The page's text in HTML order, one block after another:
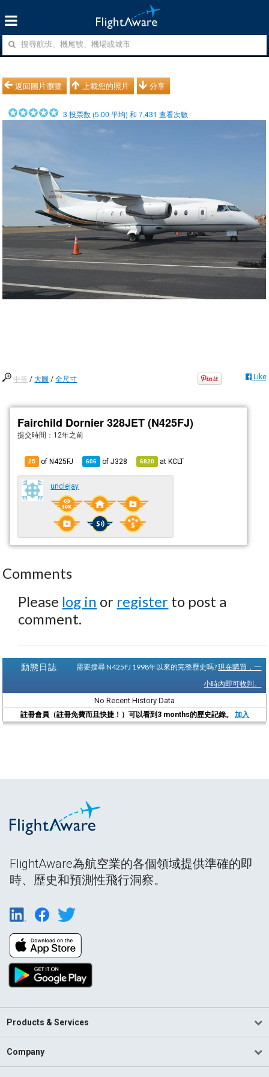
返回圖片瀏覽 上載您的照片 分享
3 投票数 (5.00 平均) 和7,431 查看次數
中等 /大圖 /全尺寸 Like
Fairchild Dornier 328JET (N425FJ)
提交時間： 12年之前
25 of N425FJ 606 ofJ328 6820 atKCLT
unclejay
Comments
Please log in or register to post a
comment.
動態日誌 需要搜尋 N425FJ 1998年以來的完整歷史嗎?現在購買，一
小時內即可收到。
No Recent History Data
註冊會員（註冊免費而且快捷！）可以看到3 months的歷史記錄。 加入
FlightAware為航空業的各個領域提供準確的即
時、歷史和預測性飛行洞察。
Products & Services
Company